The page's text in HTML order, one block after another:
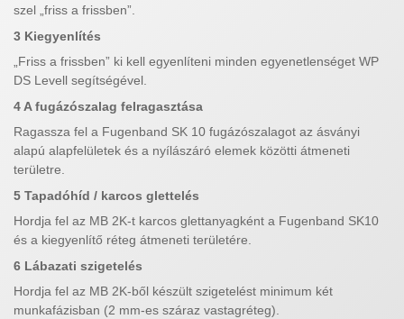
szel „friss a frissben”.
3 Kiegyenlítés
„Friss a frissben” ki kell egyenlíteni minden egyenetlenséget WP
DS Levell segítségével.
4 A fugázószalag felragasztása
Ragassza fel a Fugenband SK 10 fugázószalagot az ásványi
alapú alapfelületek és a nyílászáró elemek közötti átmeneti
területre.
5 Tapadóhíd / karcos glettelés
Hordja fel az MB 2K-t karcos glettanyagként a Fugenband SK10
és a kiegyenlítő réteg átmeneti területére.
6 Lábazati szigetelés
Hordja fel az MB 2K-ből készült szigetelést minimum két
munkafázisban (2 mm-es száraz vastagréteg).